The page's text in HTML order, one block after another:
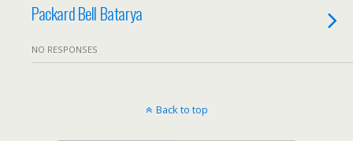
Packard Bell Batarya
NO RESPONSES
Back to top